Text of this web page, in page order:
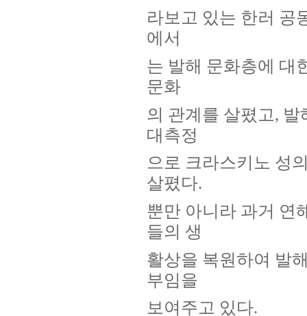
라보고 있는 한러 공
에서
는 발해 문화층에 대
문화
의 관계를 살폈고,
대측정
으로 크라스키노 성
살폈다.
뿐만 아니라 과거 연
들의 생
활상을 복원하여 발
부임을
보여주고 있다.